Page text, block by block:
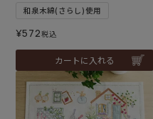
和泉木綿(さらし)使用
¥572税込
カートに入れる